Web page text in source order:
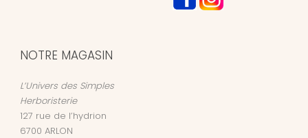
NOTRE MAGASIN
L’Univers des Simples
Herboristerie
127 rue de l’hydrion
6700 ARLON